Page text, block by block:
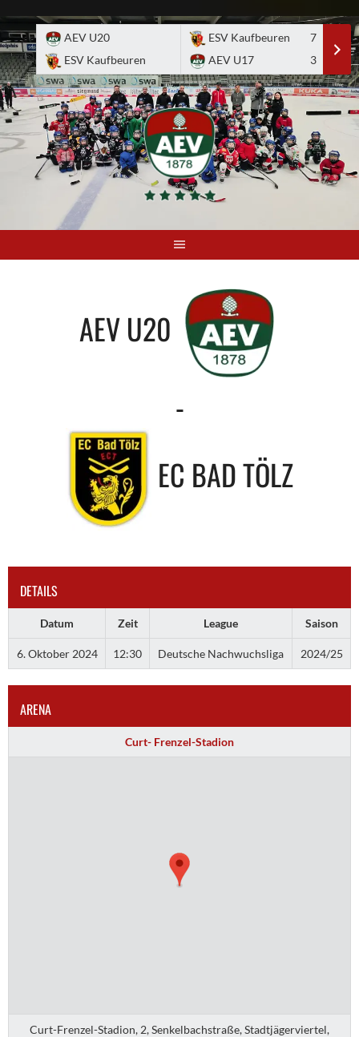
to
content
AEV U20
ESV Kaufbeuren
ESV Kaufbeuren
7
AEV U17
3
AEV U20
-
EC BAD TÖLZ
DETAILS
Datum Zeit League Saison
6. Oktober 2024 12:30 Deutsche Nachwuchsliga 2024/25
ARENA
Curt- Frenzel-Stadion
Curt-Frenzel-Stadion, 2, Senkelbachstraße, Stadtjägerviertel,